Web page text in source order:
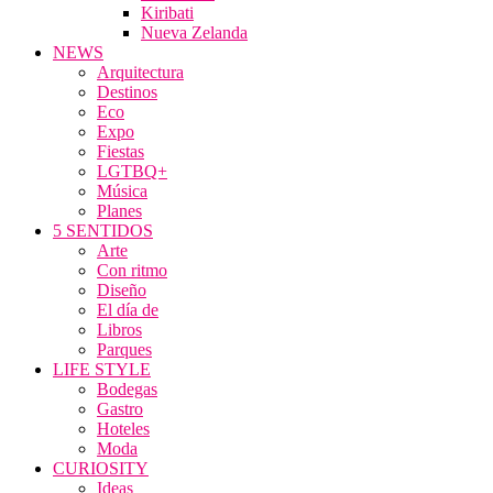
Kiribati
Nueva Zelanda
NEWS
Arquitectura
Destinos
Eco
Expo
Fiestas
LGTBQ+
Música
Planes
5 SENTIDOS
Arte
Con ritmo
Diseño
El día de
Libros
Parques
LIFE STYLE
Bodegas
Gastro
Hoteles
Moda
CURIOSITY
Ideas